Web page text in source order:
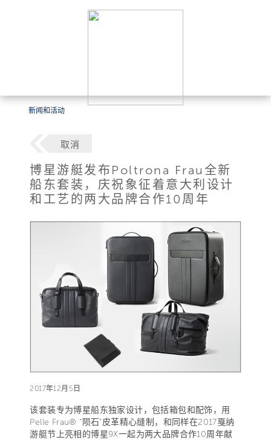
新闻和活动
取消
博星游艇发布Poltrona Frau全新
船东套装，庆祝象征着意大利设计
和工艺的两大品牌合作10周年
2017年12月5日
该套装专为博星船东独家设计，包括箱包和配饰，用
Pelle Frau® “陨石”皮革精心缝制，和同样在2017戛纳
游艇节上亮相的博星9X一起为两大品牌合作10周年献